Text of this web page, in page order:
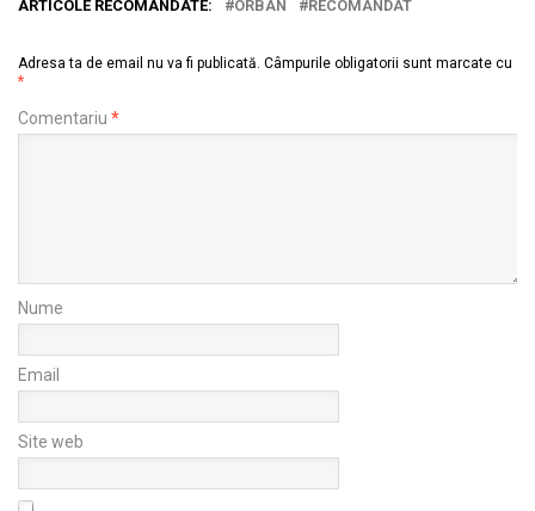
ARTICOLE RECOMANDATE: ORBAN RECOMANDAT
Adresa ta de email nu va fi publicată. Câmpurile obligatorii sunt marcate cu
*
Comentariu *
Nume
Email
Site web